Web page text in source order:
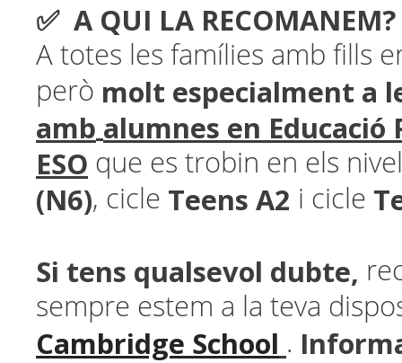
✅ A QUI LA RECOMANEM?
A totes les famílies amb fills
però molt especialment a
amb alumnes en Educació
ESO que es trobin en els
(N6), cicle Teens A2 i cicle
Si tens qualsevol dubte,
sempre estem a la teva
Cambridge School .